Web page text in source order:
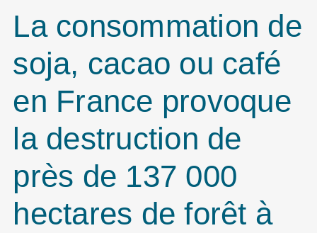
La consommation de
soja, cacao ou café
en France provoque
la destruction de
près de 137 000
hectares de forêt à